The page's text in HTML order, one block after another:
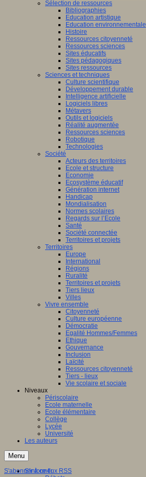
Sélection de ressources
Bibliographies
Education artistique
Education environnementale
Histoire
Ressources citoyenneté
Ressources sciences
Sites éducatifs
Sites pédagogiques
Sites ressources
Sciences et techniques
Culture scientifique
Développement durable
Intelligence artificielle
Logiciels libres
Métavers
Outils et logiciels
Réalité augmentée
Ressources sciences
Robotique
Technologies
Société
Acteurs des territoires
Ecole et structure
Economie
Ecosystème éducatif
Génération internet
Handicap
Mondialisation
Normes scolaires
Regards sur l’Ecole
Santé
Société connectée
Territoires et projets
Territoires
Europe
International
Régions
Ruralité
Territoires et projets
Tiers lieux
Villes
Vivre ensemble
Citoyenneté
Culture européenne
Démocratie
Egalité Hommes/Femmes
Ethique
Gouvernance
Inclusion
Laïcité
Ressources citoyenneté
Tiers - lieux
Vie scolaire et sociale
Niveaux
Périscolaire
Ecole maternelle
Ecole élémentaire
Collège
Lycée
Université
Les auteurs
Menu
S'informer
S'abonner à ce flux RSS